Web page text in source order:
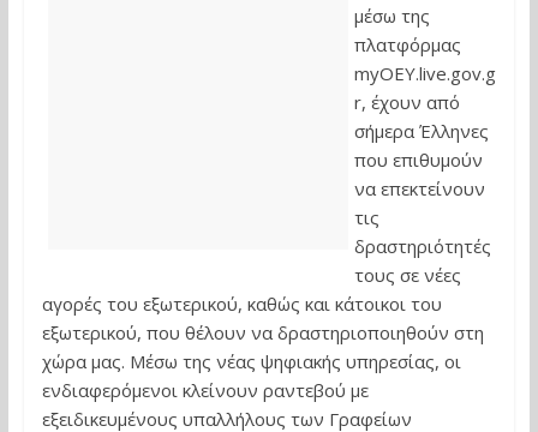
μέσω της
πλατφόρμας
myOEY.live.gov.g
r, έχουν από
σήμερα Έλληνες
που επιθυμούν
να επεκτείνουν
τις
δραστηριότητές
τους σε νέες
αγορές του εξωτερικού, καθώς και κάτοικοι του
εξωτερικού, που θέλουν να δραστηριοποιηθούν στη
χώρα μας. Μέσω της νέας ψηφιακής υπηρεσίας, οι
ενδιαφερόμενοι κλείνουν ραντεβού με
εξειδικευμένους υπαλλήλους των Γραφείων